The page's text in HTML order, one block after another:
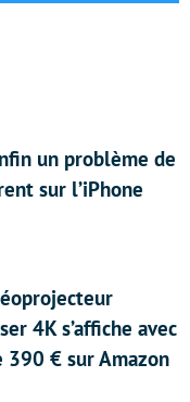
un problème de
sur l’iPhone
4K s’affiche avec
390 € sur Amazon